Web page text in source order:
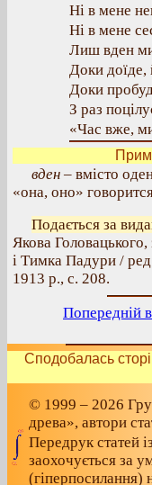
Ні в мене
Ні в мене
Лиш вден
Доки доїде,
Доки
З раз
«Час вже,
вден – вмісто
«она, оно»
Подається за
Якова Головацького,
і Тимка Падури /
1913 р., с. 208.
Попередній
Сподобалась
© 1999 – 2026
древа», автори
Передрук статей
заохочується за
(гіперпосилання)